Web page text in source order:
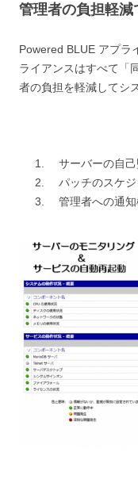
管理者の負担軽減
Powered BLUE アプラ
ライアンスはすべて「
者の負担を軽減してシ
サーバーの自己
パッチのスケジ
管理者への通知